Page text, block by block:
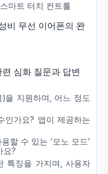
마트 터치 컨트롤
비 무선 이어폰의 완
심화 질문과 답변
을 지원하며, 어느 정도
인가요? 앱이 제공하는
할 수 있는 ‘모노 모드’
요?
특징을 가지며, 사용자